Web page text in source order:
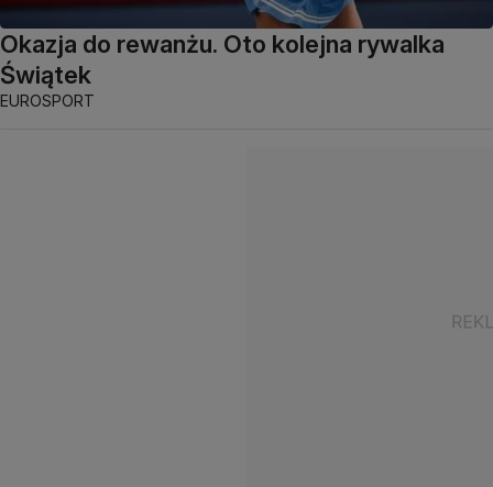
Okazja do rewanżu. Oto kolejna rywalka
Świątek
EUROSPORT